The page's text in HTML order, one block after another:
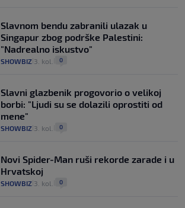
Slavnom bendu zabranili ulazak u
Singapur zbog podrške Palestini:
"Nadrealno iskustvo"
SHOWBIZ 3. kol. 0
Slavni glazbenik progovorio o velikoj
borbi: "Ljudi su se dolazili oprostiti od
mene"
SHOWBIZ 3. kol. 0
Novi Spider-Man ruši rekorde zarade i u
Hrvatskoj
SHOWBIZ 3. kol. 0